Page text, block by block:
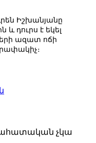
Իշխանյանը
և դուրս է եկել
ազատ ոճի
չկա